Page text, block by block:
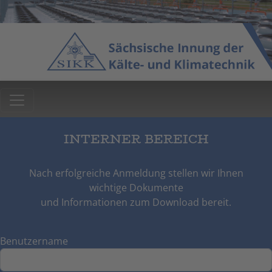
INTERNER BEREICH
Nach erfolgreiche Anmeldung stellen wir Ihnen
wichtige Dokumente
und Informationen zum Download bereit.
Benutzername